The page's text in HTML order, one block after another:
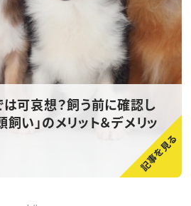
可哀想？飼う前に確認し
い」のメリット＆デメリッ